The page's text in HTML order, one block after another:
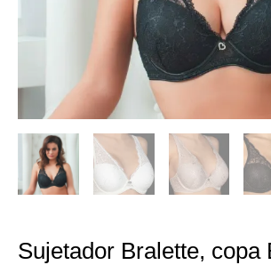
Sujetador Bralette, copa